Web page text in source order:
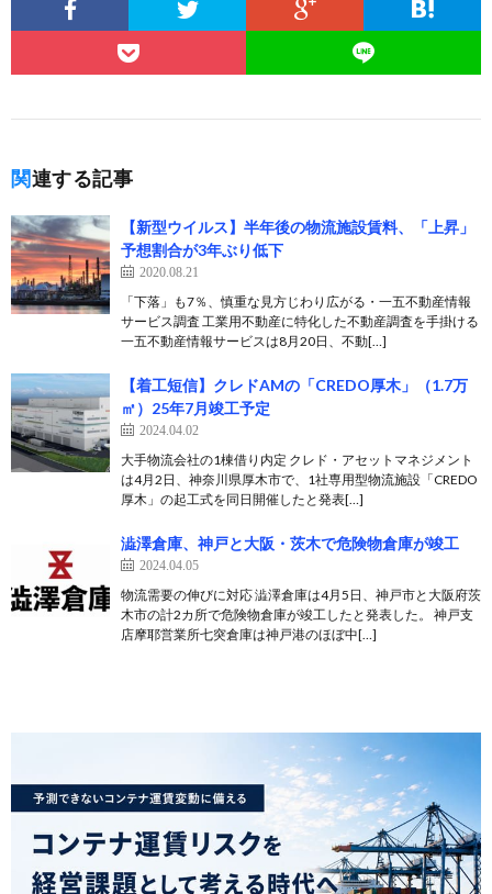
関連する記事
【新型ウイルス】半年後の物流施設賃料、「上昇」
予想割合が3年ぶり低下
2020.08.21
「下落」も7％、慎重な見方じわり広がる・一五不動産情報
サービス調査 工業用不動産に特化した不動産調査を手掛ける
一五不動産情報サービスは8月20日、不動[…]
【着工短信】クレドAMの「CREDO厚木」（1.7万
㎡）25年7月竣工予定
2024.04.02
大手物流会社の1棟借り内定 クレド・アセットマネジメント
は4月2日、神奈川県厚木市で、1社専用型物流施設「CREDO
厚木」の起工式を同日開催したと発表[…]
澁澤倉庫、神戸と大阪・茨木で危険物倉庫が竣工
2024.04.05
物流需要の伸びに対応 澁澤倉庫は4月5日、神戸市と大阪府茨
木市の計2カ所で危険物倉庫が竣工したと発表した。 神戸支
店摩耶営業所七突倉庫は神戸港のほぼ中[…]